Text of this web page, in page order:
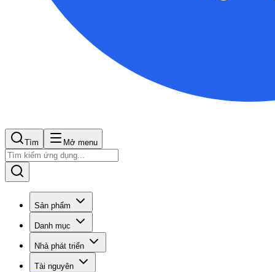
Tìm Mở menu
Sản phẩm
Danh mục
Nhà phát triển
Tài nguyên